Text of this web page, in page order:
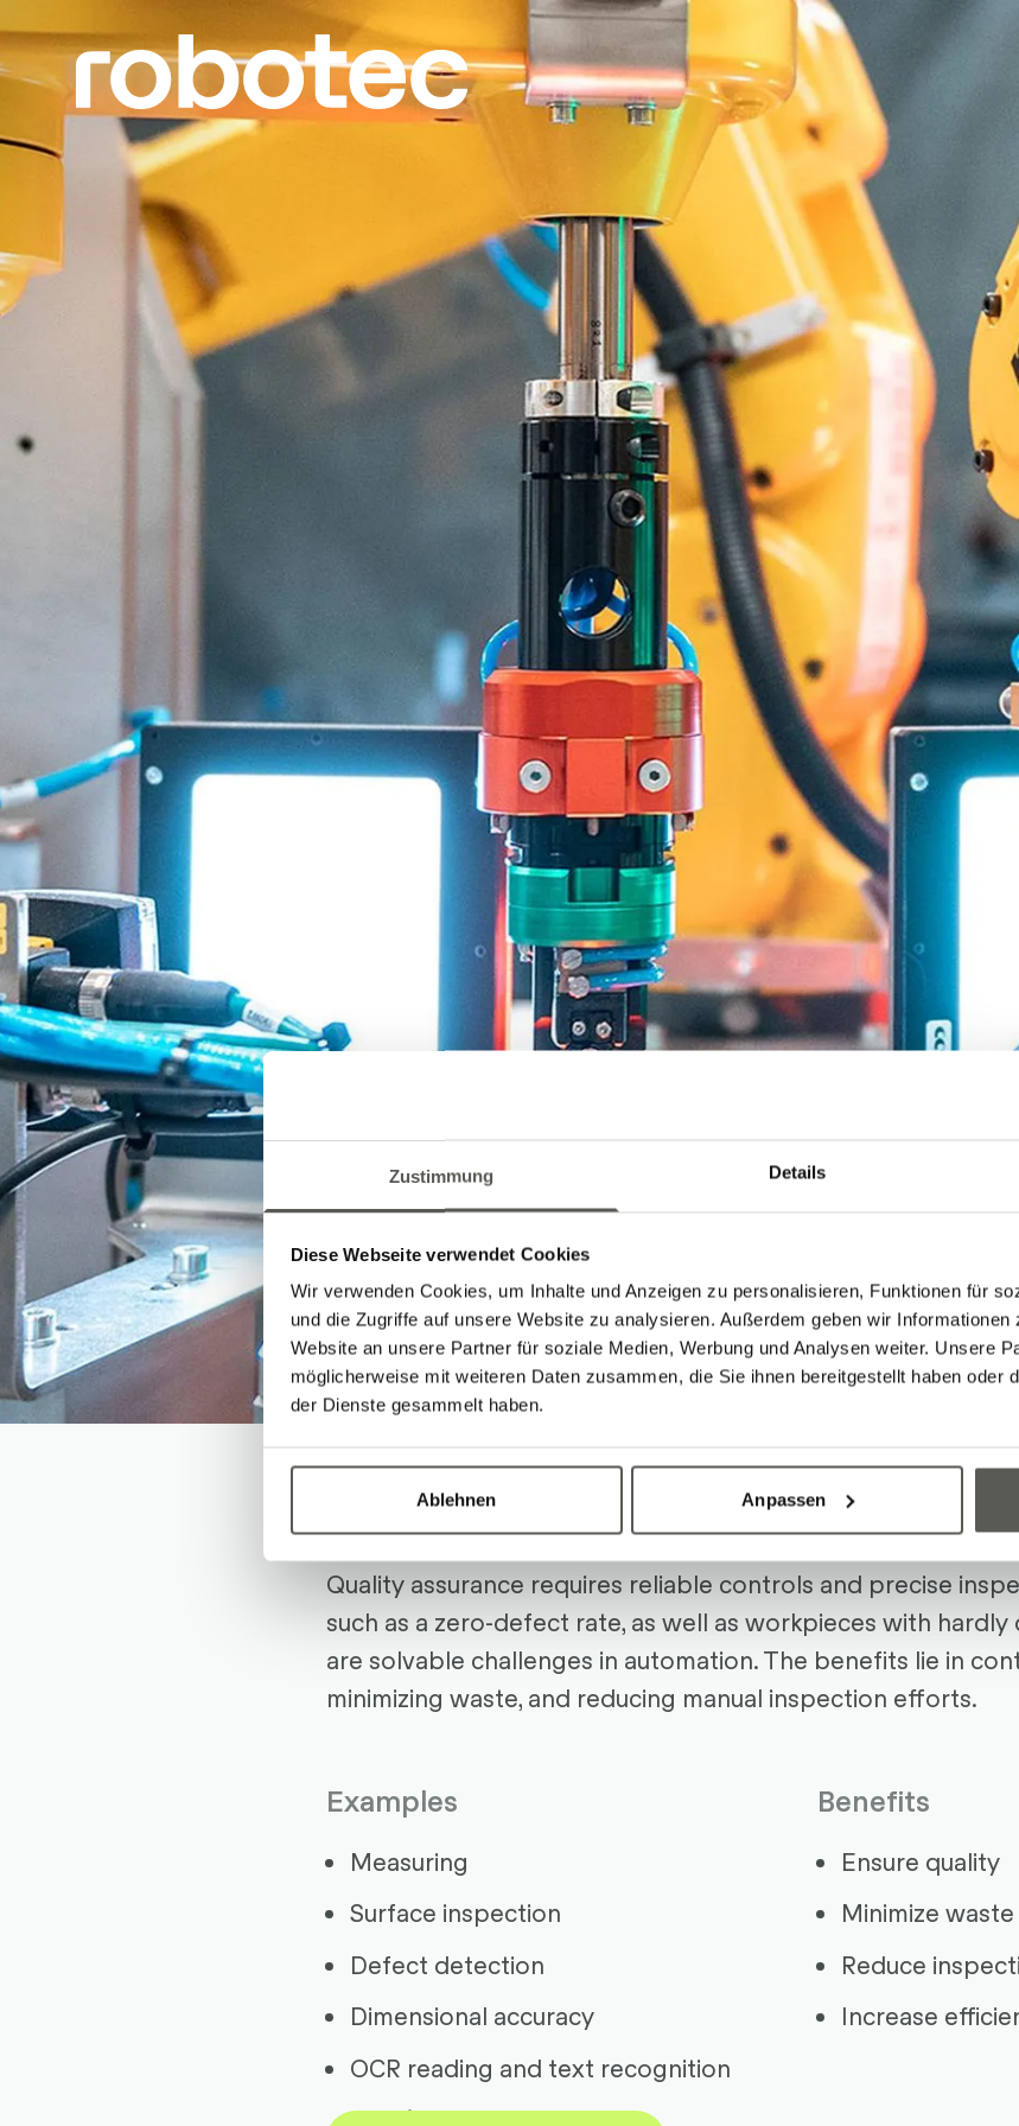
Zustimmung Details
Diese Webseite verwendet Cookies
Wir verwenden Cookies, um Inhalte und Anzeigen zu personalisieren, Funktionen für
und die Zugriffe auf unsere Website zu analysieren. Außerdem geben wir Informationen
Website an unsere Partner für soziale Medien, Werbung und Analysen weiter. Unsere
möglicherweise mit weiteren Daten zusammen, die Sie ihnen bereitgestellt haben oder
der Dienste gesammelt haben.
Ablehnen Anpassen
Control and Inspect
Quality assurance requires reliable controls and precise
such as a zero-defect rate, as well as workpieces with
are solvable challenges in automation. The benefits lie in
minimizing waste, and reducing manual inspection efforts.
Examples
Measuring
Surface inspection
Defect detection
Dimensional accuracy
OCR reading and text recognition
Benefits
Ensure quality
Minimize waste
Reduce
Increase